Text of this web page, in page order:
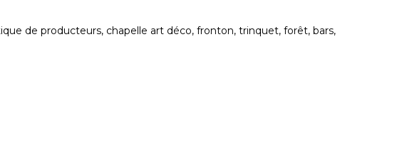
de producteurs, chapelle art déco, fronton, trinquet, forêt, bars,